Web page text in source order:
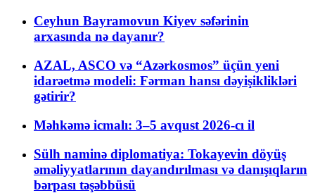
Ceyhun Bayramovun Kiyev səfərinin
arxasında nə dayanır?
AZAL, ASCO və “Azərkosmos” üçün yeni
idarəetmə modeli: Fərman hansı dəyişiklikləri
gətirir?
Məhkəmə icmalı: 3–5 avqust 2026-cı il
Sülh naminə diplomatiya: Tokayevin döyüş
əməliyyatlarının dayandırılması və danışıqların
bərpası təşəbbüsü